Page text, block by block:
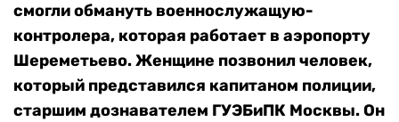
смогли обмануть военнослужащую-
контролера, которая работает в аэропорту
Шереметьево. Женщине позвонил человек,
который представился капитаном полиции,
старшим дознавателем ГУЭБиПК Москвы. Он